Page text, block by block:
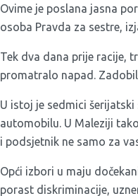
Ovime je poslana jasna
osoba Pravda za sestre,
Tek dva dana prije racije,
promatralo napad.
U istoj je sedmici
automobilu. U Maleziji
i podsjetnik ne samo za
Opći izbori u maju
porast diskriminacije,